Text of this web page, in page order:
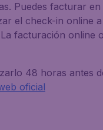
Puedes facturar
el check-in online
facturación online
48 horas antes
oficial